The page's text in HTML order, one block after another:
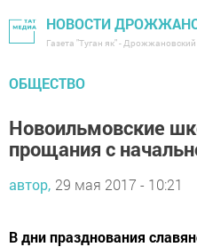
НОВОСТИ
Газета "Туган як" -
ОБЩЕСТВО
Новоильмовские
прощания с
автор, 29 мая 2017 - 10:21
В дни празднования